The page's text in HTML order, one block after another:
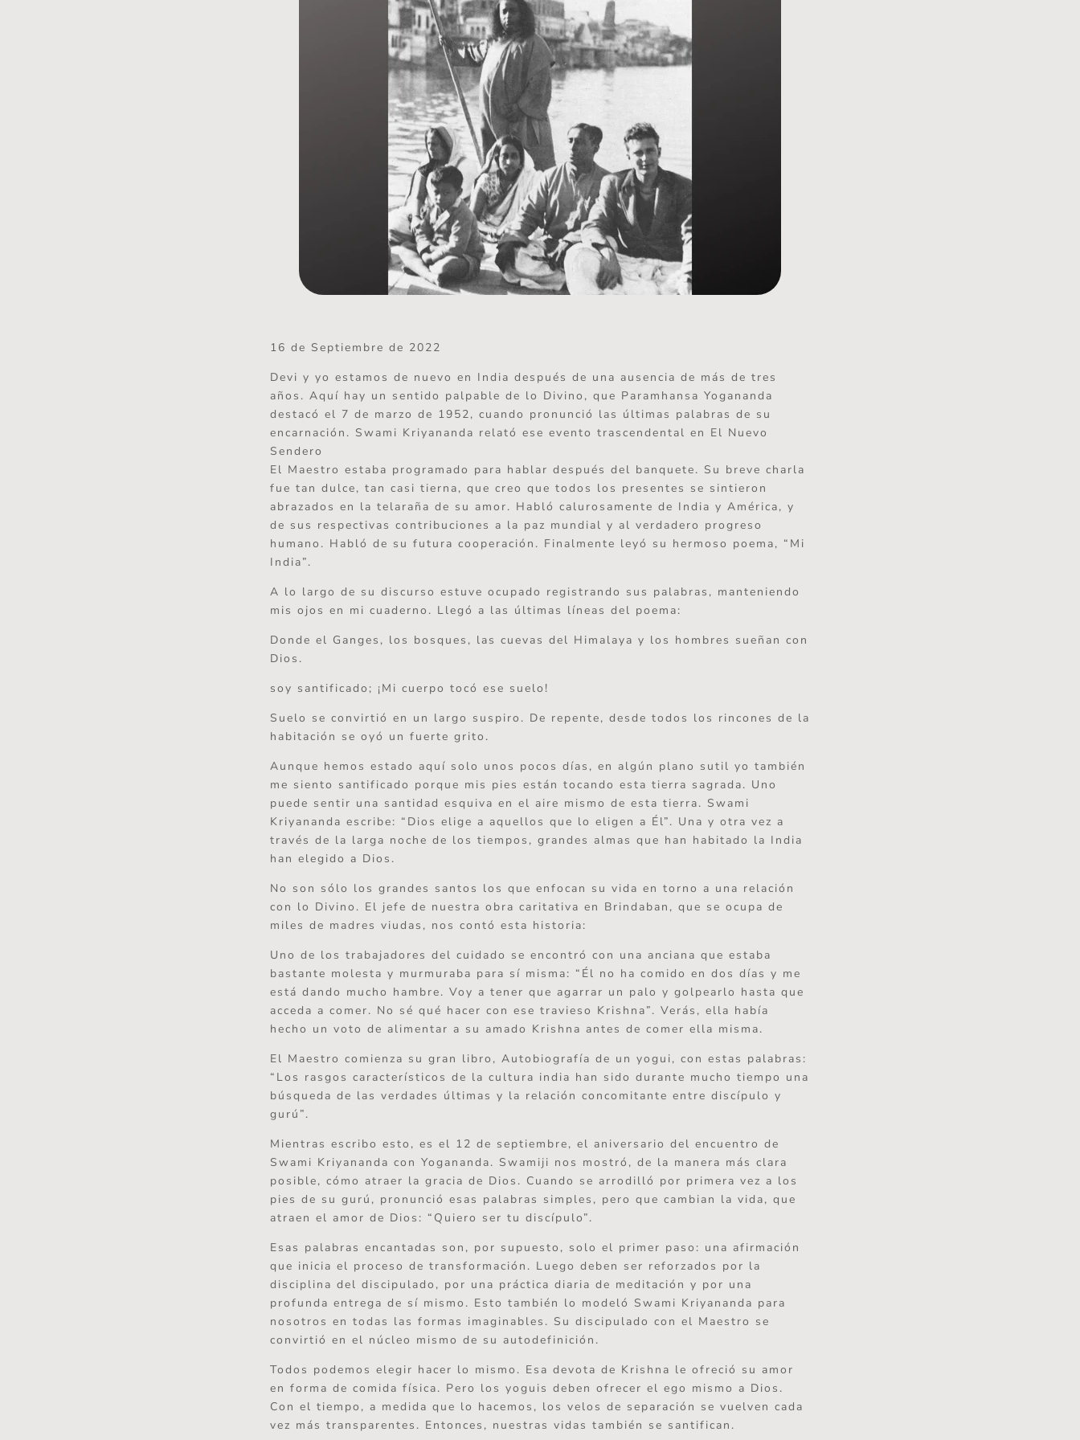
16 de Septiembre de 2022
Devi y yo estamos de nuevo en India después de una ausencia de más de tres
años. Aquí hay un sentido palpable de lo Divino, que Paramhansa Yogananda
destacó el 7 de marzo de 1952, cuando pronunció las últimas palabras de su
encarnación. Swami Kriyananda relató ese evento trascendental en El Nuevo
Sendero
El Maestro estaba programado para hablar después del banquete. Su breve charla
fue tan dulce, tan casi tierna, que creo que todos los presentes se sintieron
abrazados en la telaraña de su amor. Habló calurosamente de India y América, y
de sus respectivas contribuciones a la paz mundial y al verdadero progreso
humano. Habló de su futura cooperación. Finalmente leyó su hermoso poema, “Mi
India”.
A lo largo de su discurso estuve ocupado registrando sus palabras, manteniendo
mis ojos en mi cuaderno. Llegó a las últimas líneas del poema:
Donde el Ganges, los bosques, las cuevas del Himalaya y los hombres sueñan con
Dios.
soy santificado; ¡Mi cuerpo tocó ese suelo!
Suelo se convirtió en un largo suspiro. De repente, desde todos los rincones de la
habitación se oyó un fuerte grito.
Aunque hemos estado aquí solo unos pocos días, en algún plano sutil yo también
me siento santificado porque mis pies están tocando esta tierra sagrada. Uno
puede sentir una santidad esquiva en el aire mismo de esta tierra. Swami
Kriyananda escribe: “Dios elige a aquellos que lo eligen a Él”. Una y otra vez a
través de la larga noche de los tiempos, grandes almas que han habitado la India
han elegido a Dios.
No son sólo los grandes santos los que enfocan su vida en torno a una relación
con lo Divino. El jefe de nuestra obra caritativa en Brindaban, que se ocupa de
miles de madres viudas, nos contó esta historia:
Uno de los trabajadores del cuidado se encontró con una anciana que estaba
bastante molesta y murmuraba para sí misma: “Él no ha comido en dos días y me
está dando mucho hambre. Voy a tener que agarrar un palo y golpearlo hasta que
acceda a comer. No sé qué hacer con ese travieso Krishna”. Verás, ella había
hecho un voto de alimentar a su amado Krishna antes de comer ella misma.
El Maestro comienza su gran libro, Autobiografía de un yogui, con estas palabras:
“Los rasgos característicos de la cultura india han sido durante mucho tiempo una
búsqueda de las verdades últimas y la relación concomitante entre discípulo y
gurú”.
Mientras escribo esto, es el 12 de septiembre, el aniversario del encuentro de
Swami Kriyananda con Yogananda. Swamiji nos mostró, de la manera más clara
posible, cómo atraer la gracia de Dios. Cuando se arrodilló por primera vez a los
pies de su gurú, pronunció esas palabras simples, pero que cambian la vida, que
atraen el amor de Dios: “Quiero ser tu discípulo”.
Esas palabras encantadas son, por supuesto, solo el primer paso: una afirmación
que inicia el proceso de transformación. Luego deben ser reforzados por la
disciplina del discipulado, por una práctica diaria de meditación y por una
profunda entrega de sí mismo. Esto también lo modeló Swami Kriyananda para
nosotros en todas las formas imaginables. Su discipulado con el Maestro se
convirtió en el núcleo mismo de su autodefinición.
Todos podemos elegir hacer lo mismo. Esa devota de Krishna le ofreció su amor
en forma de comida física. Pero los yoguis deben ofrecer el ego mismo a Dios.
Con el tiempo, a medida que lo hacemos, los velos de separación se vuelven cada
vez más transparentes. Entonces, nuestras vidas también se santifican.